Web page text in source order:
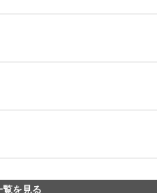
覧を見る